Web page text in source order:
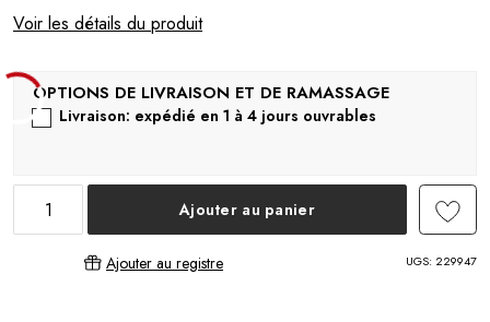
Voir les détails du produit
Livraison: expédié en 1 à 4 jours ouvrables
Ajouter au panier
Ajouter au registre UGS: 229947